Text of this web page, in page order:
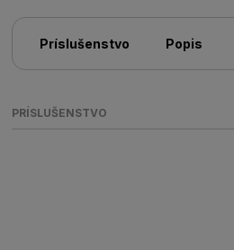
Príslušenstvo Popis
PRÍSLUŠENSTVO